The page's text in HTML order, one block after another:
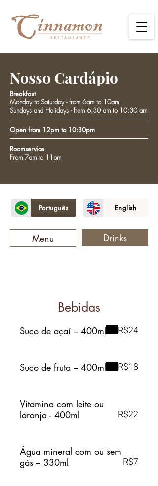
Nosso Cardápio
Breakfast
Monday to Saturday - from 6am to 10am
Sundays and Holidays - from 6:30 am to 10:30 am
Open from 12pm to 10:30pm
Roomservice
From 7am to 11pm
Português English
Menu Drinks
Bebidas
Suco de açaí – 400ml R$24
Suco de fruta – 400ml R$18
Vitamina com leite ou
laranja - 400ml
R$22
Água mineral com ou sem
gás – 330ml
R$7